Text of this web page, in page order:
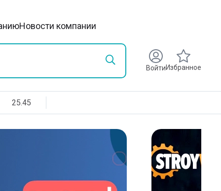
Новости компании
ВойтиИзбранное
25.45